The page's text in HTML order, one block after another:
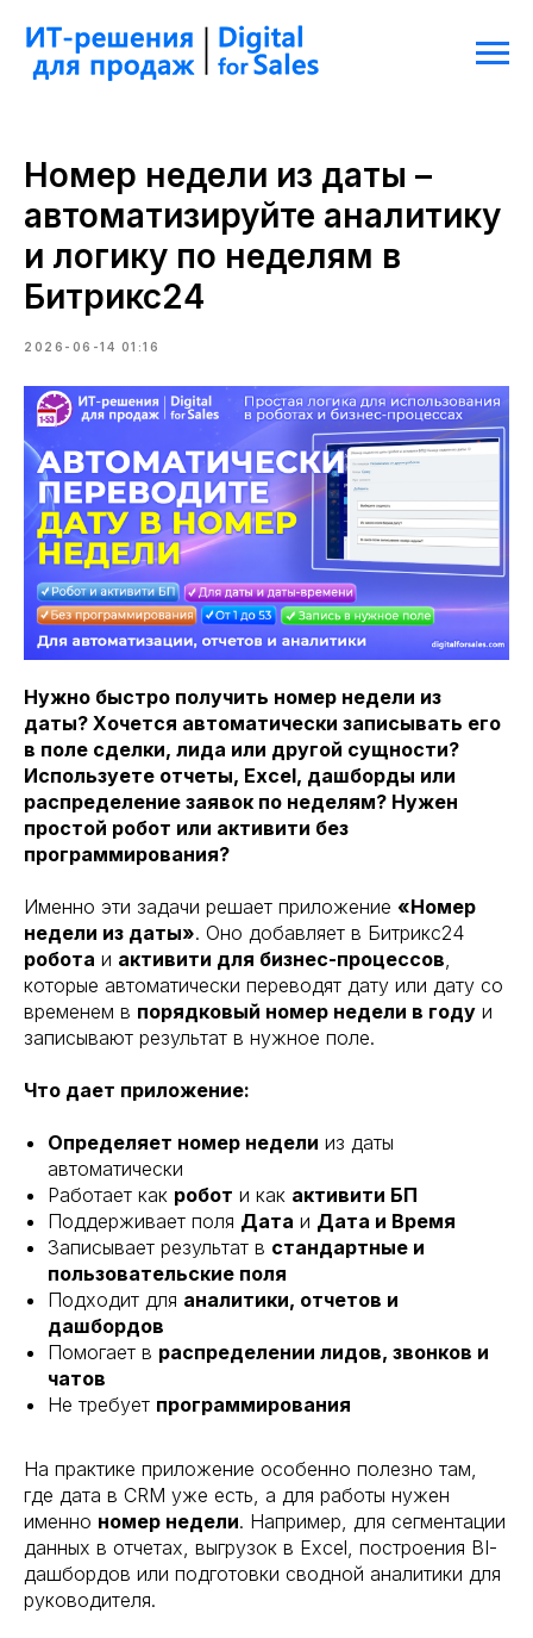
Номер недели из даты –
автоматизируйте аналитику
и логику по неделям в
Битрикс24
2026-06-14 01:16
Нужно быстро получить номер недели из
даты? Хочется автоматически записывать его
в поле сделки, лида или другой сущности?
Используете отчеты, Excel, дашборды или
распределение заявок по неделям? Нужен
простой робот или активити без
программирования?
Именно эти задачи решает приложение «Номер
недели из даты». Оно добавляет в Битрикс24
робота и активити для бизнес-процессов
которые автоматически переводят дату или дату со
временем в порядковый номер недели в году и
записывают результат в нужное поле.
Что дает приложение:
Определяет номер недели из даты
автоматически
Работает как робот и как активити БП
Поддерживает поля Дата и Дата и Время
Записывает результат в стандартные и
пользовательские поля
Подходит для аналитики, отчетов и
дашбордов
Помогает в распределении лидов, звонков и
чатов
Не требует программирования
На практике приложение особенно полезно там,
где дата в CRM уже есть, а для работы нужен
именно номер недели. Например, для сегментации
данных в отчетах, выгрузок в Excel, построения BI-
дашбордов или подготовки сводной аналитики для
руководителя.